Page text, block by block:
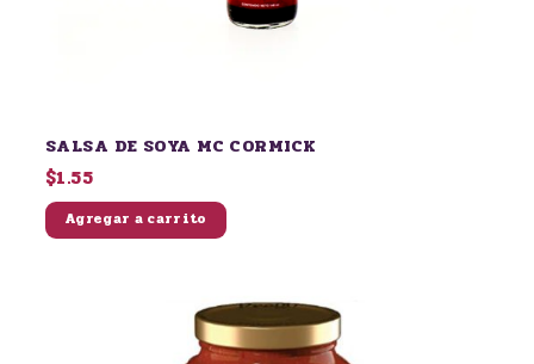
SALSA DE SOYA MC CORMICK
$1.55
Agregar a carrito